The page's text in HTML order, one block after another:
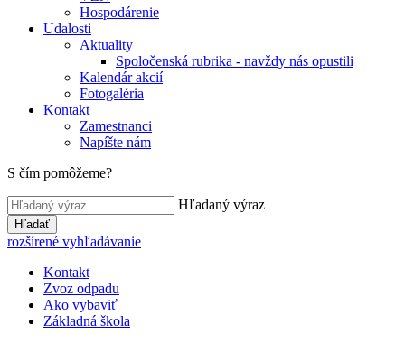
Hospodárenie
Udalosti
Aktuality
Spoločenská rubrika - navždy nás opustili
Kalendár akcií
Fotogaléria
Kontakt
Zamestnanci
Napíšte nám
S čím pomôžeme?
Hľadaný výraz
Hľadať
rozšírené vyhľadávanie
Kontakt
Zvoz odpadu
Ako vybaviť
Základná škola